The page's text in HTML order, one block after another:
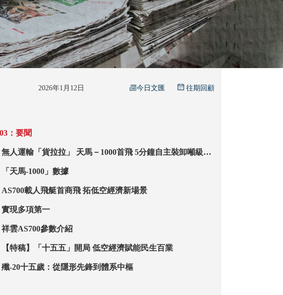
2026年1月12日 今日文匯 往期回顧
：要聞
無人運輸「貨拉拉」 天馬－1000首飛 5分鐘自主裝卸噸級物
「天馬-1000」數據
AS700載人飛艇首商飛 拓低空經濟新場景
實現多項第一
祥雲AS700參數介紹
【特稿】「十五五」開局 低空經濟賦能民生百業
殲-20十五歲：從隱形先鋒到體系中樞